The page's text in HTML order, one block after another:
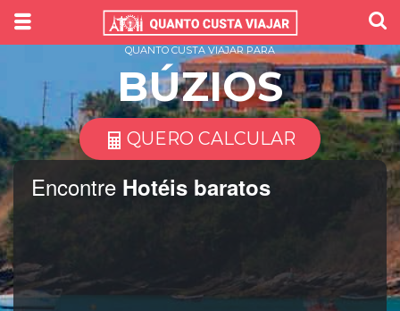
Encontre Hotéis baratos
QUANTO CUSTA VIAJAR PARA
BÚZIOS
QUERO CALCULAR